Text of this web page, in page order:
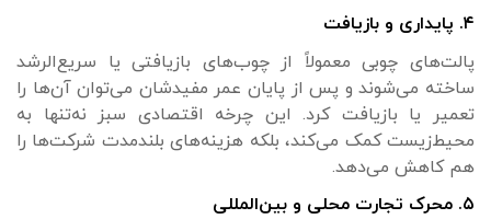
۴. پایداری و بازیافت
پالت‌های چوبی معمولاً از چوب‌های بازیافتی یا سریع‌الرشد
ساخته می‌شوند و پس از پایان عمر مفیدشان می‌توان آن‌ها را
تعمیر یا بازیافت کرد. این چرخه اقتصادی سبز نه‌تنها به
محیط‌زیست کمک می‌کند، بلکه هزینه‌های بلندمدت شرکت‌ها را
هم کاهش می‌دهد.
۵. محرک تجارت محلی و بین‌المللی